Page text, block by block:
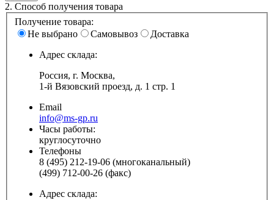
2. Способ получения товара
Получение товара:
Не выбрано
Самовывоз
Доставка
Адрес склада:
Россия, г. Москва,
1-й Вязовский проезд, д. 1 стр. 1
Email
info@ms-gp.ru
Часы работы:
круглосуточно
Телефоны
8 (495) 212-19-06 (многоканальный)
(499) 712-00-26 (факс)
Адрес склада: